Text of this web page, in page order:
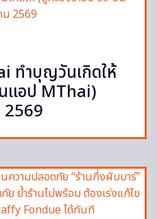
ทำบุญวันเกิดให้
แอป MThai)
2569